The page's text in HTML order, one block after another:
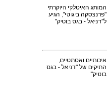
המותג האיטלקי היוקרתי
"פרנצסקה ביגוטי", הגיע
ל"דניאל - בגס בוטיק"
איכותיים ואסתטיים,
התיקים של "דניאל - בגס
בוטיק"